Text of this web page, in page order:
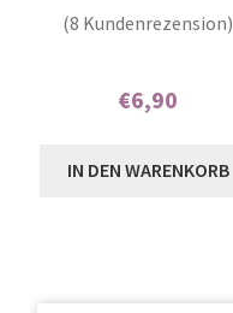
Kundenbewer
(8 Kundenrezension)
€6,90
IN DEN WARENKORB